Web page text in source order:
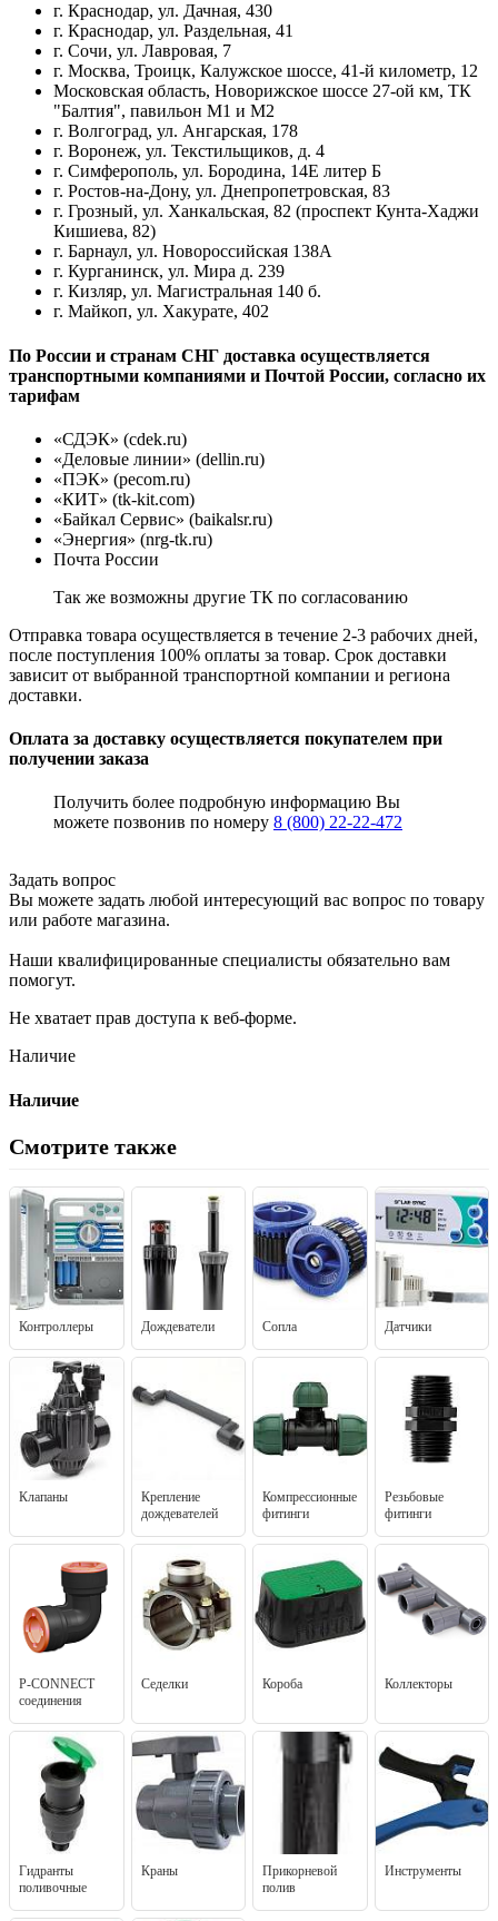
г. Краснодар, ул. Дачная, 430
г. Краснодар, ул. Раздельная, 41
г. Сочи, ул. Лавровая, 7
г. Москва, Троицк, Калужское шоссе, 41-й километр, 12
Московская область, Новорижское шоссе 27-ой км, ТК
"Балтия", павильон М1 и М2
г. Волгоград, ул. Ангарская, 178
г. Воронеж, ул. Текстильщиков, д. 4
г. Симферополь, ул. Бородина, 14Е литер Б
г. Ростов-на-Дону, ул. Днепропетровская, 83
г. Грозный, ул. Ханкальская, 82 (проспект Кунта-Хаджи
Кишиева, 82)
г. Барнаул, ул. Новороссийская 138А
г. Курганинск, ул. Мира д. 239
г. Кизляр, ул. Магистральная 140 б.
г. Майкоп, ул. Хакурате, 402
По России и странам СНГ доставка осуществляется
транспортными компаниями и Почтой России, согласно их
тарифам
«СДЭК» (cdek.ru)
«Деловые линии» (dellin.ru)
«ПЭК» (pecom.ru)
«КИТ» (tk-kit.com)
«Байкал Сервис» (baikalsr.ru)
«Энергия» (nrg-tk.ru)
Почта России
Так же возможны другие ТК по согласованию
Отправка товара осуществляется в течение 2-3 рабочих дней,
после поступления 100% оплаты за товар. Срок доставки
зависит от выбранной транспортной компании и региона
доставки.
Оплата за доставку осуществляется покупателем при
получении заказа
Получить более подробную информацию Вы
можете позвонив по номеру 8 (800) 22-22-472
Задать вопрос
Вы можете задать любой интересующий вас вопрос по товару
или работе магазина.
Наши квалифицированные специалисты обязательно вам
помогут.
Не хватает прав доступа к веб-форме.
Наличие
Наличие
Смотрите также
Контроллеры Дождеватели Сопла Датчики
Клапаны
Крепление
дождевателей
Компрессионные
фитинги
Резьбовые
фитинги
P-CONNECT
соединения
Седелки Короба Коллекторы
Гидранты
поливочные
Краны
Прикорневой
полив
Инструменты